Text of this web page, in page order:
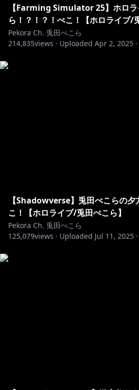
【Farming Simulator 25】ホロラ
ら！？！？！ぺこ！【ホロライブ/
Pekora Ch. 兎田ぺこら
214,835views · Uploaded Apr 2, 2025 ·
【Shadowverse】兎田ぺこらの
こ！【ホロライブ/兎田ぺこら】
Pekora Ch. 兎田ぺこら
125,079views · Uploaded Jul 11, 2025 ·